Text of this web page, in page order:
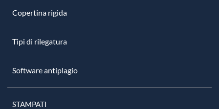
Copertina rigida
Tipi di rilegatura
Software antiplagio
STAMPATI